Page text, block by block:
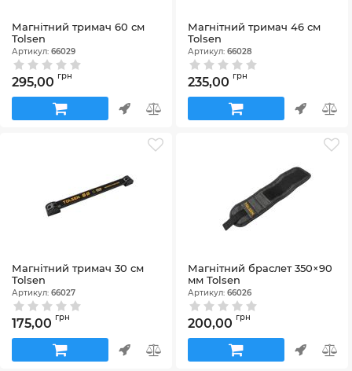
Магнітний тримач 60 см
Tolsen
Артикул: 66029
295,00 грн
Магнітний тримач 46 см
Tolsen
Артикул: 66028
235,00 грн
Магнітний тримач 30 см
Tolsen
Артикул: 66027
175,00 грн
Магнітний браслет 350×90
мм Tolsen
Артикул: 66026
200,00 грн